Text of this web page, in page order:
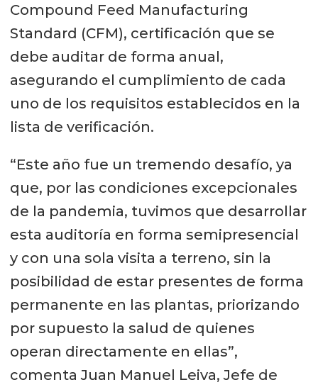
Compound Feed Manufacturing
Standard (CFM), certificación que se
debe auditar de forma anual,
asegurando el cumplimiento de cada
uno de los requisitos establecidos en la
lista de verificación.
“Este año fue un tremendo desafío, ya
que, por las condiciones excepcionales
de la pandemia, tuvimos que desarrollar
esta auditoría en forma semipresencial
y con una sola visita a terreno, sin la
posibilidad de estar presentes de forma
permanente en las plantas, priorizando
por supuesto la salud de quienes
operan directamente en ellas”,
comenta Juan Manuel Leiva, Jefe de